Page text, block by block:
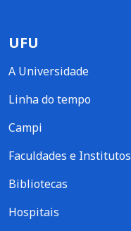
UFU
A Universidade
Linha do tempo
Campi
Faculdades e Institutos
Bibliotecas
Hospitais